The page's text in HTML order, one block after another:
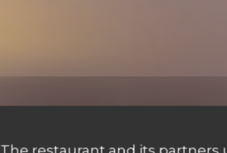
The restaurant and its partners